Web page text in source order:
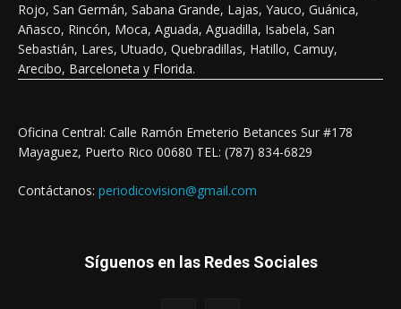
Rojo, San Germán, Sabana Grande, Lajas, Yauco, Guánica,
Añasco, Rincón, Moca, Aguada, Aguadilla, Isabela, San
Sebastián, Lares, Utuado, Quebradillas, Hatillo, Camuy,
Arecibo, Barceloneta y Florida.
Oficina Central: Calle Ramón Emeterio Betances Sur #178
Mayaguez, Puerto Rico 00680 TEL: (787) 834-6829
Contáctanos: periodicovision@gmail.com
Síguenos en las Redes Sociales